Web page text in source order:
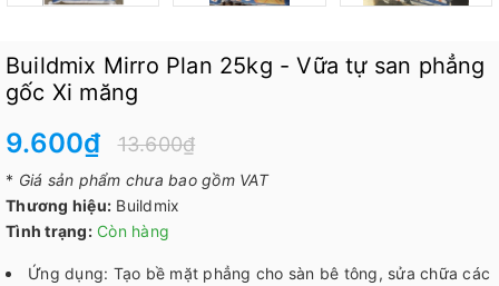
Buildmix Mirro Plan 25kg - Vữa tự san phẳng
gốc Xi măng
9.600₫ 13.600₫
* Giá sản phẩm chưa bao gồm VAT
Thương hiệu: Buildmix
Tình trạng: Còn hàng
Ứng dụng: Tạo bề mặt phẳng cho sàn bê tông, sửa chữa các